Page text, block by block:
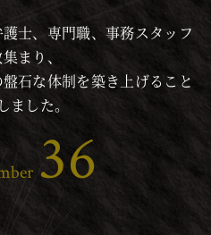
士、専門職、事務スタッフ
まり、
石な体制を築き上げること
ました。
48